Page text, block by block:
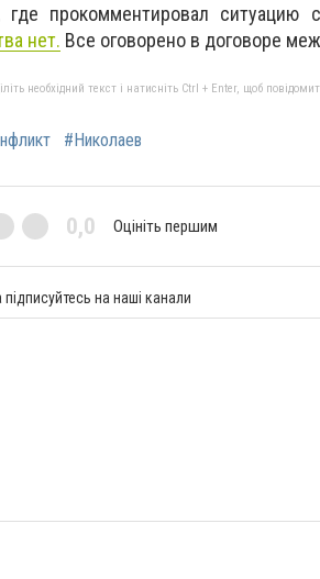
где прокомментировал ситуацию
нет. Все оговорено в договоре
необхідний текст і натисніть Ctrl + Enter, щоб
#Николаев
0,0 Оцініть першим
на наші канали